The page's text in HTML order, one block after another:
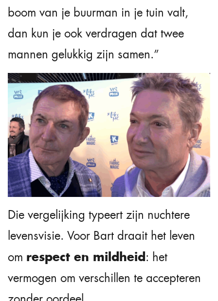
boom van je buurman in je tuin valt,
dan kun je ook verdragen dat twee
mannen gelukkig zijn samen.”
Die vergelijking typeert zijn nuchtere
levensvisie. Voor Bart draait het leven
om respect en mildheid: het
vermogen om verschillen te accepteren